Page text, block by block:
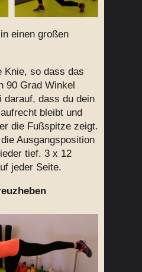
einen großen
Knie, so dass das
90 Grad Winkel
darauf, dass du dein
bleibt und
die Fußspitze zeigt.
Ausgangsposition
tief. 3 x 12
jeder Seite.